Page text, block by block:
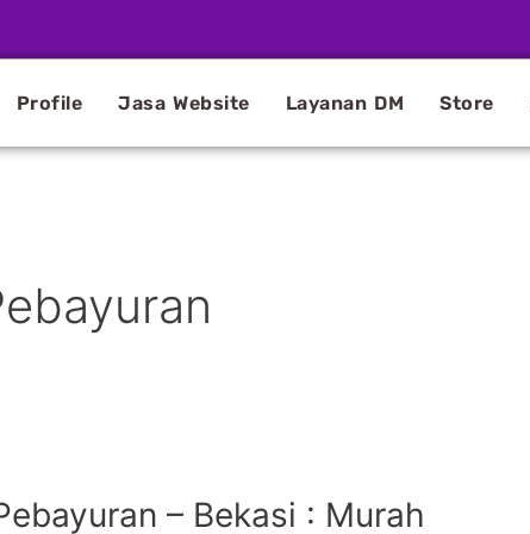
Profile Jasa Website Layanan DM Store
– Bekasi : Murah